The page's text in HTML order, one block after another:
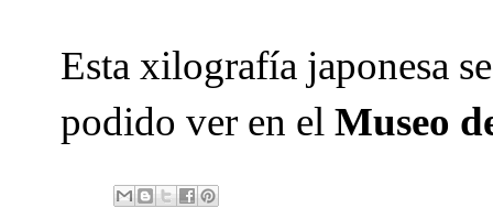
Esta xilografía japonesa
podido ver en el Museo